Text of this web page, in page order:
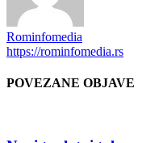
Rominfomedia
https://rominfomedia.rs
POVEZANE OBJAVE